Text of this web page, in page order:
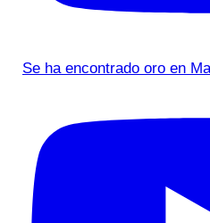
Se ha encontrado oro en